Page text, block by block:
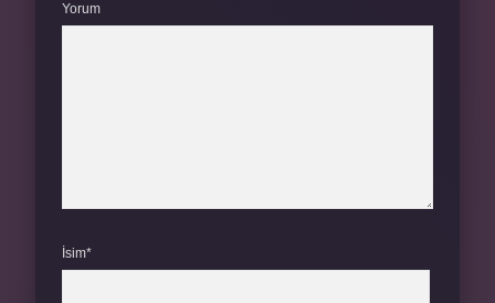
Yorum
İsim*